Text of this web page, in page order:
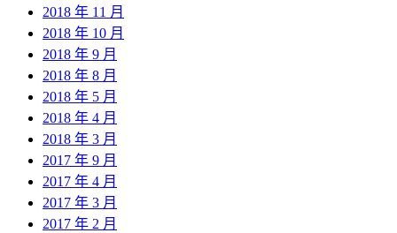
2018 年 11 月
2018 年 10 月
2018 年 9 月
2018 年 8 月
2018 年 5 月
2018 年 4 月
2018 年 3 月
2017 年 9 月
2017 年 4 月
2017 年 3 月
2017 年 2 月